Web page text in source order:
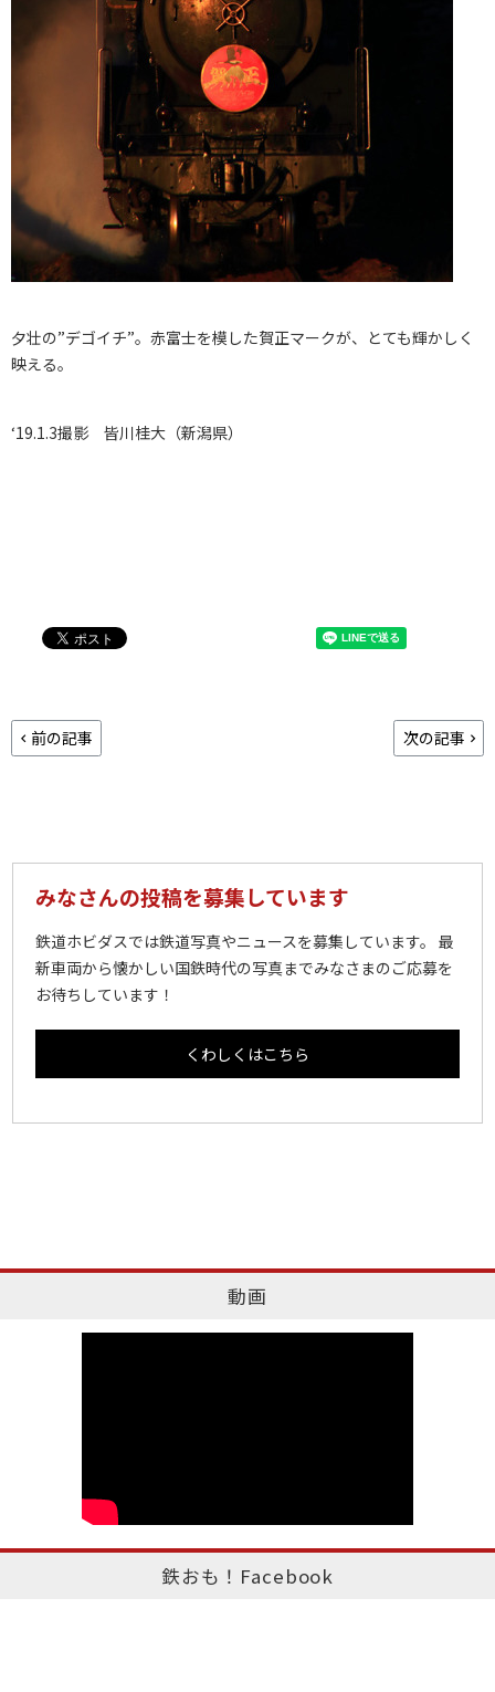
夕壮の”デゴイチ”。赤富士を模した賀正マークが、とても輝かしく
映える。
‘19.1.3撮影 皆川桂大（新潟県）
前の記事 次の記事
みなさんの投稿を募集しています
鉄道ホビダスでは鉄道写真やニュースを募集しています。 最
新車両から懐かしい国鉄時代の写真までみなさまのご応募を
お待ちしています！
くわしくはこちら
動画
鉄おも！Facebook